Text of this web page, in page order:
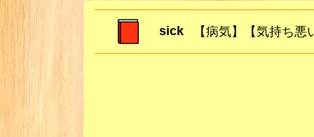
sick 【病気】【気持ち悪